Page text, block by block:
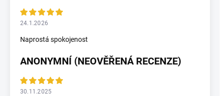
24.1.2026
Naprostá spokojenost
ANONYMNÍ (NEOVĚŘENÁ RECENZE)
30.11.2025